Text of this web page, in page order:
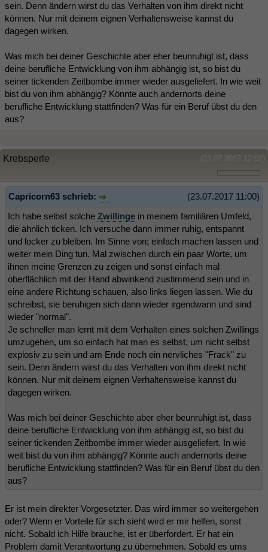
sein. Denn ändern wirst du das Verhalten von ihm direkt nicht
können. Nur mit deinem eignen Verhaltensweise kannst du
dagegen wirken.
Was mich bei deiner Geschichte aber eher beunruhigt ist, dass
deine berufliche Entwicklung von ihm abhängig ist, so bist du
seiner tickenden Zeitbombe immer wieder ausgeliefert. In wie weit
bist du von ihm abhängig? Könnte auch andernorts deine
berufliche Entwicklung stattfinden? Was für ein Beruf übst du den
aus?
(23.07.2017 12:02)
Krebsperle
(23.07.2017 11:00)
Capricorn63 schrieb:
Ich habe selbst solche Zwillinge in meinem familiären Umfeld,
die ähnlich ticken. Ich versuche dann immer ruhig, entspannt
und locker zu bleiben. Im Sinne von; einfach machen lassen und
weiter mein Ding tun. Mal zwischen durch ein paar Worte, um
ihnen meine Grenzen zu zeigen und sonst einfach mal
oberflächlich mit der Hand abwinkend zustimmend sein und in
eine andere Richtung schauen, also links liegen lassen. Wie du
schreibst, sie beruhigen sich dann wieder irgendwann und sind
wieder "normal".
Je schneller man lernt mit dem Verhalten eines solchen Zwillings
umzugehen, um so einfach hat man es selbst, um nicht selbst
explosiv zu sein und am Ende noch ein nervliches "Frack" zu
sein. Denn ändern wirst du das Verhalten von ihm direkt nicht
können. Nur mit deinem eignen Verhaltensweise kannst du
dagegen wirken.
Was mich bei deiner Geschichte aber eher beunruhigt ist, dass
deine berufliche Entwicklung von ihm abhängig ist, so bist du
seiner tickenden Zeitbombe immer wieder ausgeliefert. In wie
weit bist du von ihm abhängig? Könnte auch andernorts deine
berufliche Entwicklung stattfinden? Was für ein Beruf übst du den
aus?
Er ist mein direkter Vorgesetzter. Das wird immer so weitergehen
oder? Wenn er Vorteile für sich sieht wird er mir helfen, sonst
nicht. Sobald ich Hilfe brauche, ist er überfordert. Er hat ein
Problem damit Verantwortung zu übernehmen. Sobald es ums